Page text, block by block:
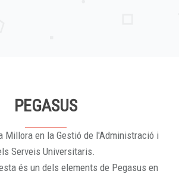
PEGASUS
Millora en la Gestió de l'Administració i
Serveis Universitaris.
és un dels elements de Pegasus en